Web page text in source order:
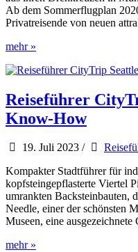
Ab dem Sommerflugplan
Privatreisende von neuen
Eurowings
Flugangebot
die
USA
von
und
mehr »
Reiseführer
Know-How
19. Juli 2023 /
Kompakter Stadtführer für
kopfsteingepflasterte Viertel
umrankten Backsteinbauten,
Needle, einer der schönsten
Museen, eine
Reiseführer
mehr »